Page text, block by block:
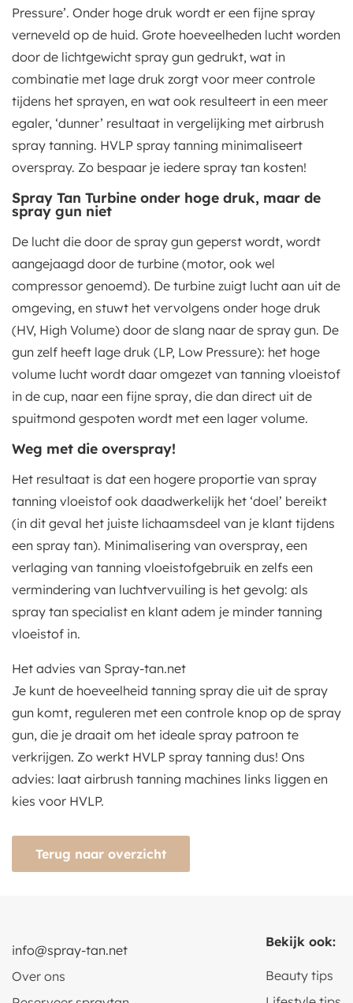
Pressure’. Onder hoge druk wordt er een fijne spray
verneveld op de huid. Grote hoeveelheden lucht worden
door de lichtgewicht spray gun gedrukt, wat in
combinatie met lage druk zorgt voor meer controle
tijdens het sprayen, en wat ook resulteert in een meer
egaler, ‘dunner’ resultaat in vergelijking met airbrush
spray tanning. HVLP spray tanning minimaliseert
overspray. Zo bespaar je iedere spray tan kosten!
Spray Tan Turbine onder hoge druk, maar de
spray gun niet
De lucht die door de spray gun geperst wordt, wordt
aangejaagd door de turbine (motor, ook wel
compressor genoemd). De turbine zuigt lucht aan uit de
omgeving, en stuwt het vervolgens onder hoge druk
(HV, High Volume) door de slang naar de spray gun. De
gun zelf heeft lage druk (LP, Low Pressure): het hoge
volume lucht wordt daar omgezet van tanning vloeistof
in de cup, naar een fijne spray, die dan direct uit de
spuitmond gespoten wordt met een lager volume.
Weg met die overspray!
Het resultaat is dat een hogere proportie van spray
tanning vloeistof ook daadwerkelijk het ‘doel’ bereikt
(in dit geval het juiste lichaamsdeel van je klant tijdens
een spray tan). Minimalisering van overspray, een
verlaging van tanning vloeistofgebruik en zelfs een
vermindering van luchtvervuiling is het gevolg: als
spray tan specialist en klant adem je minder tanning
vloeistof in.
Het advies van Spray-tan.net
Je kunt de hoeveelheid tanning spray die uit de spray
gun komt, reguleren met een controle knop op de spray
gun, die je draait om het ideale spray patroon te
verkrijgen. Zo werkt HVLP spray tanning dus! Ons
advies: laat airbrush tanning machines links liggen en
kies voor HVLP.
Terug naar overzicht
info@spray-tan.net
Over ons
Bekijk ook:
Beauty tips